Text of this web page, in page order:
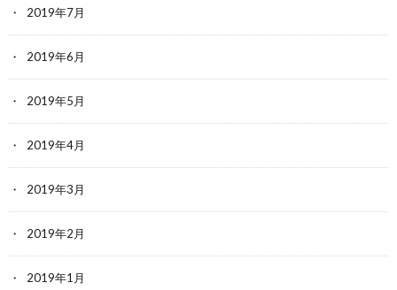
2019年7月
2019年6月
2019年5月
2019年4月
2019年3月
2019年2月
2019年1月